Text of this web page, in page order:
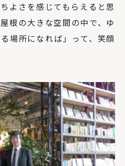
よさを感じてもらえると思
根の大きな空間の中で、ゆ
場所になれば」って、笑顔